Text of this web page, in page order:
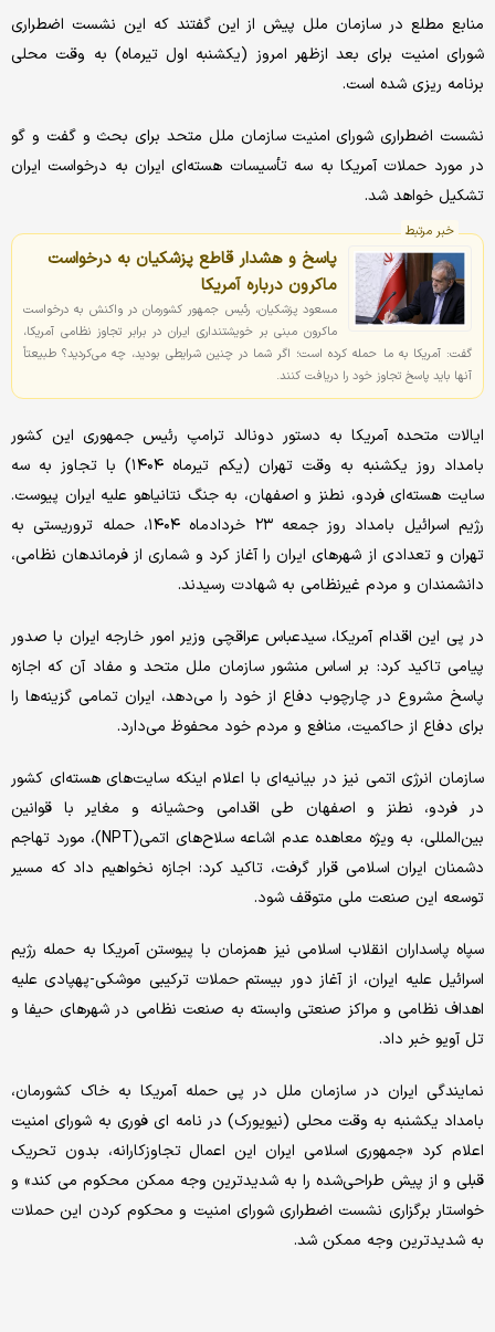
منابع مطلع در سازمان ملل پیش از این گفتند که این نشست اضطراری
شورای امنیت برای بعد ازظهر امروز (یکشنبه اول تیرماه) به وقت محلی
برنامه ریزی شده است.
نشست اضطراری شورای امنیت سازمان ملل متحد برای بحث و گفت و گو
در مورد حملات آمریکا به سه تأسیسات هسته‌ای ایران به درخواست ایران
تشکیل خواهد شد.
خبر مرتبط
پاسخ و هشدار قاطع پزشکیان به درخواست
ماکرون درباره آمریکا
مسعود پزشکیان، رئیس جمهور کشورمان در واکنش به درخواست
ماکرون مبنی بر خویشتنداری ایران در برابر تجاوز نظامی آمریکا،
گفت: آمریکا به ما حمله کرده است؛ اگر شما در چنین شرایطی بودید، چه می‌کردید؟ طبیعتاً
آنها باید پاسخ تجاوز خود را دریافت کنند.
ایالات متحده آمریکا به دستور دونالد ترامپ رئیس جمهوری این کشور
بامداد روز یکشنبه به وقت تهران (یکم تیرماه ۱۴۰۴) با تجاوز به سه
سایت هسته‌ای فردو، نطنز و اصفهان، به جنگ نتانیاهو علیه ایران پیوست.
رژیم اسرائیل بامداد روز جمعه ۲۳ خردادماه ۱۴۰۴، حمله تروریستی به
تهران و تعدادی از شهرهای ایران را آغاز کرد و شماری از فرماندهان نظامی،
دانشمندان و مردم غیرنظامی به شهادت رسیدند.
در پی این اقدام آمریکا، سیدعباس عراقچی وزیر امور خارجه ایران با صدور
پیامی تاکید کرد: بر اساس منشور سازمان ملل متحد و مفاد آن که اجازه
پاسخ مشروع در چارچوب دفاع از خود را می‌دهد، ایران تمامی گزینه‌ها را
برای دفاع از حاکمیت، منافع و مردم خود محفوظ می‌دارد.
سازمان انرژی اتمی نیز در بیانیه‌ای با اعلام اینکه سایت‌های هسته‌ای کشور
در فردو، نطنز و اصفهان طی اقدامی وحشیانه و مغایر با قوانین
بین‌المللی، به ویژه معاهده عدم اشاعه سلاح‌های اتمی(NPT)، مورد تهاجم
دشمنان ایران اسلامی قرار گرفت، تاکید کرد: اجازه‌ نخواهیم داد که مسیر
توسعه این صنعت ملی متوقف شود.
سپاه پاسداران انقلاب اسلامی نیز همزمان با پیوستن آمریکا به حمله رژیم
اسرائیل علیه ایران، از آغاز دور بیستم حملات ترکیبی موشکی-پهپادی علیه
اهداف نظامی و مراکز صنعتی وابسته به صنعت نظامی در شهرهای حیفا و
تل آویو خبر داد.
نمایندگی ایران در سازمان ملل در پی حمله آمریکا به خاک کشورمان،
بامداد یکشنبه به وقت محلی (نیویورک) در نامه ای فوری به شورای امنیت
اعلام کرد «جمهوری اسلامی ایران این اعمال تجاوزکارانه، بدون تحریک
قبلی و از پیش طراحی‌شده را به شدیدترین وجه ممکن محکوم می کند» و
خواستار برگزاری نشست اضطراری شورای امنیت و محکوم کردن این حملات
به شدیدترین وجه ممکن شد.